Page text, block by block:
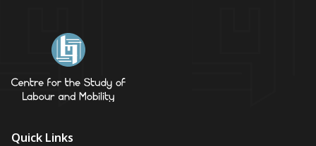
Quick Links